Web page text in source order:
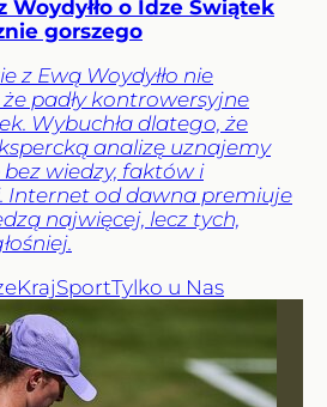
o Idze Świątek
gorszego
z Ewą Woydyłło nie
padły kontrowersyjne
Wybuchła dlatego, że
analizę uznajemy
wiedzy, faktów i
Internet od dawna premiuje
najwięcej, lecz tych,
KrajSportTylko u Nas